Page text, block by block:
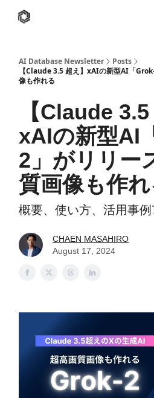
AI Database Newsletter
Posts
【Claude 3.5 超え】xAIの新型AI「
像も作れる
【Claude 3.5
xAIの新型AI
2」がリリー
質画像も作れ
概要、使い方、活用事
CHAEN MASAHIRO
August 17, 2024